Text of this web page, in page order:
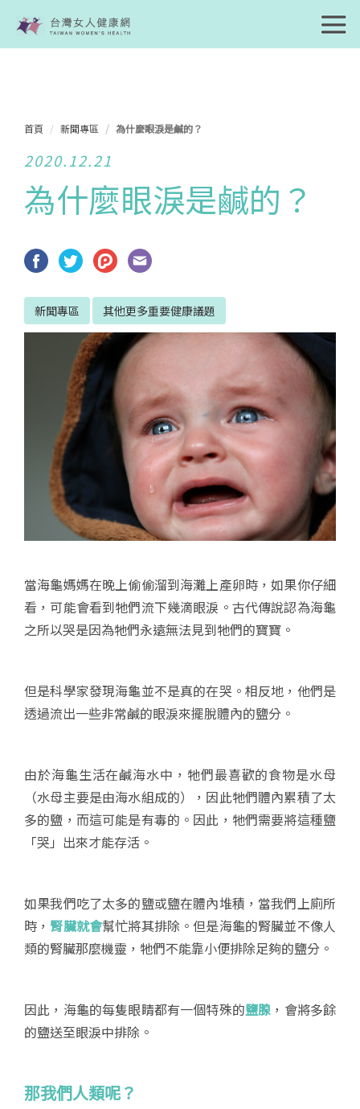
首頁 新聞專區 為什麼眼淚是鹹的？
2020.12.21
為什麼眼淚是鹹的？
新聞專區 其他更多重要健康議題
當海龜媽媽在晚上偷偷溜到海灘上產卵時，如果你仔細
看，可能會看到牠們流下幾滴眼淚。古代傳說認為海龜
之所以哭是因為牠們永遠無法見到牠們的寶寶。
但是科學家發現海龜並不是真的在哭。相反地，他們是
透過流出一些非常鹹的眼淚來擺脫體內的鹽分。
由於海龜生活在鹹海水中，牠們最喜歡的食物是水母
（水母主要是由海水組成的），因此牠們體內累積了太
多的鹽，而這可能是有毒的。因此，牠們需要將這種鹽
「哭」出來才能存活。
如果我們吃了太多的鹽或鹽在體內堆積，當我們上廁所
時， 腎臟就會幫忙將其排除。但是海龜的腎臟並不像人
類的腎臟那麼機靈，牠們不能靠小便排除足夠的鹽分。
因此，海龜的每隻眼睛都有一個特殊的鹽腺 ，會將多餘
的鹽送至眼淚中排除。
那我們人類呢？